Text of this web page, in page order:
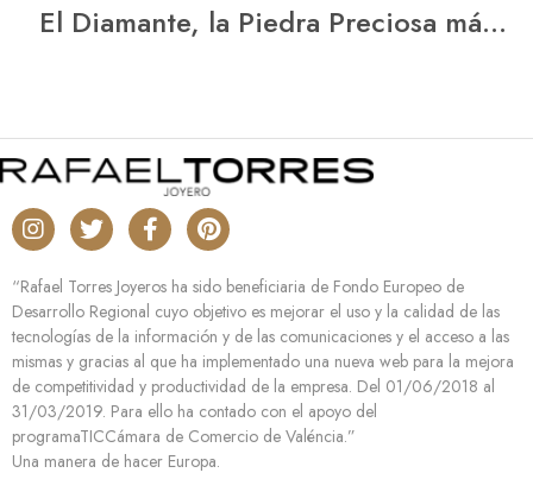
El Diamante, la Piedra Preciosa más
“Rafael Torres Joyeros ha sido beneficiaria de Fondo Europeo de
Desarrollo Regional cuyo objetivo es mejorar el uso y la calidad de las
tecnologías de la información y de las comunicaciones y el acceso a las
mismas y gracias al que ha implementado una nueva web para la mejora
de competitividad y productividad de la empresa. Del 01/06/2018 al
31/03/2019. Para ello ha contado con el apoyo del
programaTICCámara de Comercio de Valéncia.”
Una manera de hacer Europa.